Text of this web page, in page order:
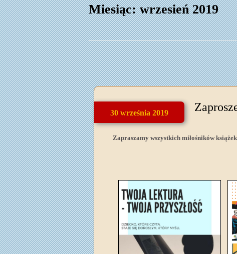
Miesiąc:wrzesień 2019
30 września 2019
Zapraszamy wszystkich miłośników